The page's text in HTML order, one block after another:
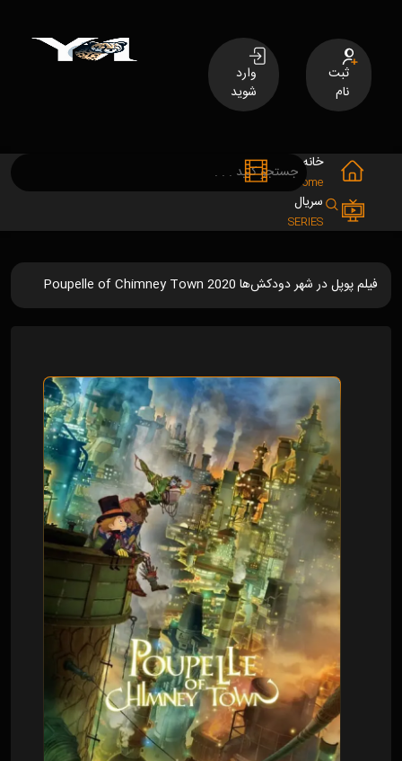
ثبت
نام
وارد
شوید
خانه
Home
سریال
SERIES
فیلم پوپل در شهر دودکش‌ها Poupelle of Chimney Town 2020